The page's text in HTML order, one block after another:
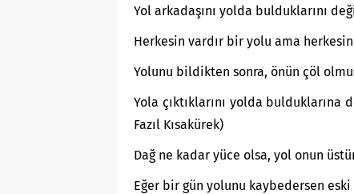
Yol arkadaşını yolda bulduklarını
Herkesin vardır bir yolu ama
Yolunu bildikten sonra, önün çöl
Yola çıktıklarını yolda
Fazıl Kısakürek)
Dağ ne kadar yüce olsa, yol onun
Eğer bir gün yolunu kaybedersen